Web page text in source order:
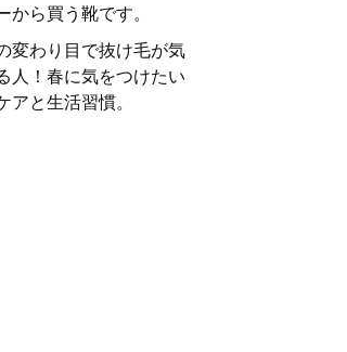
から買う靴です。
変わり目で抜け毛が気
人！春に気をつけたい
アと生活習慣。